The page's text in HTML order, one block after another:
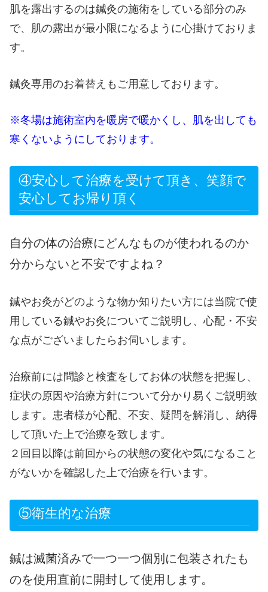
肌を露出するのは鍼灸の施術をしている部分のみ
で、肌の露出が最小限になるように心掛けておりま
す。
鍼灸専用のお着替えもご用意しております。
※冬場は施術室内を暖房で暖かくし、肌を出しても
寒くないようにしております。
④安心して治療を受けて頂き、笑顔で
安心してお帰り頂く
自分の体の治療にどんなものが使われるのか
分からないと不安ですよね？
鍼やお灸がどのような物か知りたい方には当院で使
用している鍼やお灸についてご説明し、心配・不安
な点がございましたらお伺いします。
治療前には問診と検査をしてお体の状態を把握し、
症状の原因や治療方針について分かり易くご説明致
します。患者様が心配、不安、疑問を解消し、納得
して頂いた上で治療を致します。
２回目以降は前回からの状態の変化や気になること
がないかを確認した上で治療を行います。
⑤衛生的な治療
鍼は滅菌済みで一つ一つ個別に包装されたも
のを使用直前に開封して使用します。